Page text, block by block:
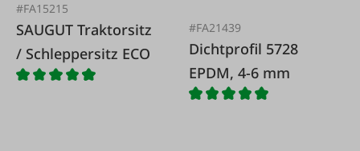
#FA15215
SAUGUT Traktorsitz
/ Schleppersitz ECO
#FA21439
Dichtprofil 5728
EPDM, 4-6 mm